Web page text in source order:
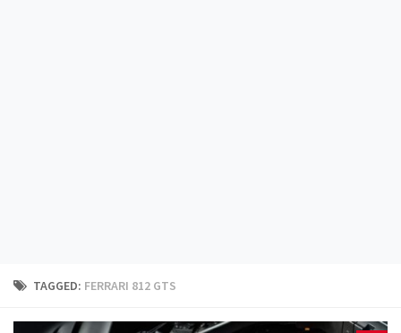
Technika jazdy
TAGGED: FERRARI 812 GTS